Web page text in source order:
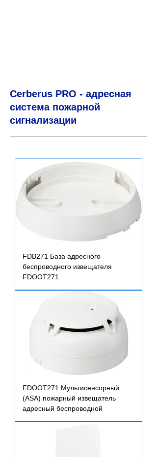
Cerberus PRO - адресная
система пожарной
сигнализации
FDB271 База адресного
беспроводного извещателя
FDOOT271
FDOOT271 Мультисенсорный
(ASA) пожарный извещатель
адресный беспроводной